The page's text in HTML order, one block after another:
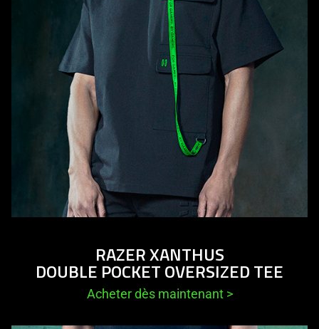
RAZER XANTHUS
DOUBLE POCKET OVERSIZED TEE
Acheter dès maintenant >